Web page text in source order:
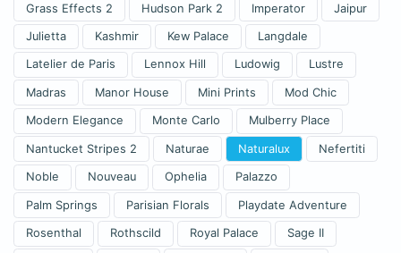
Grass Effects 2 Hudson Park 2 Imperator Jaipur
Julietta Kashmir Kew Palace Langdale
Latelier de Paris Lennox Hill Ludowig Lustre
Madras Manor House Mini Prints Mod Chic
Modern Elegance Monte Carlo Mulberry Place
Nantucket Stripes 2 Naturae Naturalux Nefertiti
Noble Nouveau Ophelia Palazzo
Palm Springs Parisian Florals Playdate Adventure
Rosenthal Rothscild Royal Palace Sage II